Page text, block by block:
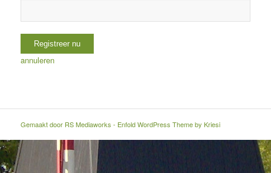
annuleren
Gemaakt door RS Mediaworks - Enfold WordPress Theme by Kriesi